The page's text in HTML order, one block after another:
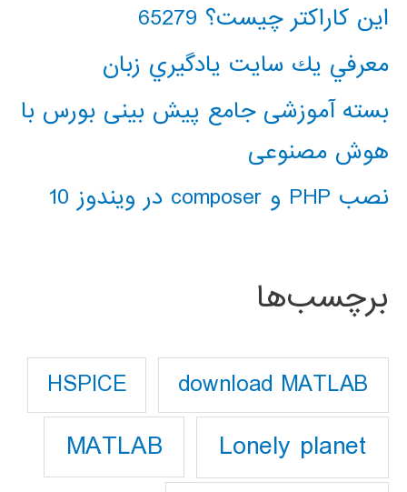
این کاراکتر چیست؟ 65279
معرفي يك سايت يادگيري زبان
بسته آموزشی جامع پیش بینی بورس با
هوش مصنوعی
نصب PHP و composer در ویندوز 10
برچسب‌ها
download MATLAB
HSPICE
Lonely planet
MATLAB